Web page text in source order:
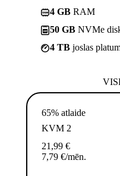
4 GB RAM
50 GB NVMe
4 TB joslas
65% atlaide
KVM 2
21,99 €
7,79 €/mēn.